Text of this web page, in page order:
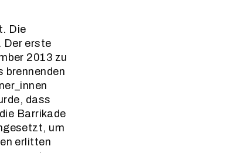
Die
Der erste
2013 zu
brennenden
dass
Barrikade
um
erlitten